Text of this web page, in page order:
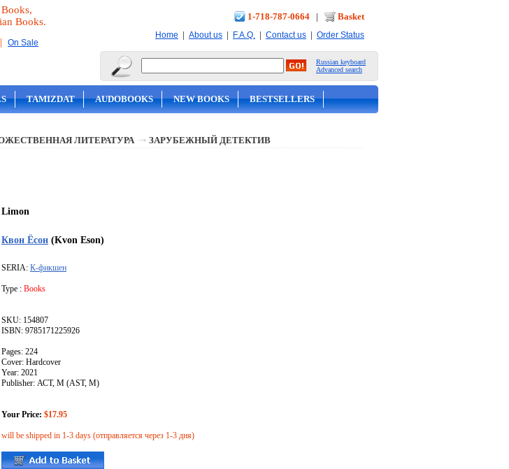
Books.
| On Sale
1-718-787-0664 | Basket
Home | About us | F.A.Q. | Contact us | Order Status
Russian keyboard
Advanced search
TAMIZDAT AUDOBOOKS NEW BOOKS BESTSELLERS
ЛИТЕРАТУРА ЗАРУБЕЖНЫЙ ДЕТЕКТИВ
Limon
Квон Ёсон (Kvon Eson)
SERIA: К-фикшен
Type : Books
SKU: 154807
ISBN: 9785171225926
Pages: 224
Cover: Hardcover
Year: 2021
Publisher: АСТ, М (AST, M)
Your Price: $17.95
will be shipped in 1-3 days (отправляется через 1-3 дня)